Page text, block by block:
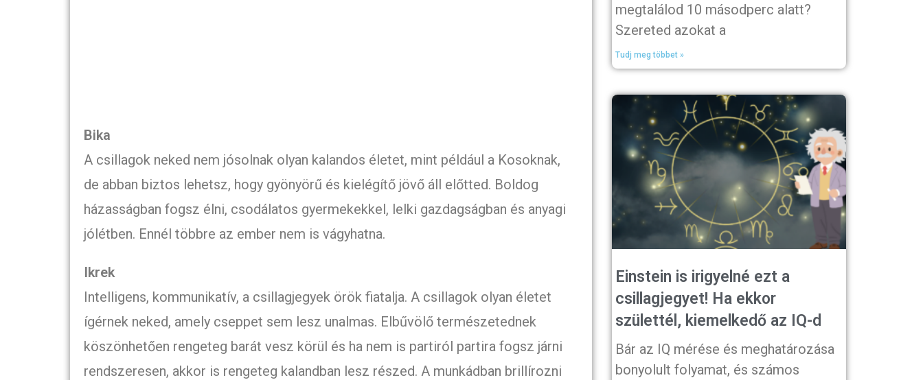
Bika
A csillagok neked nem jósolnak olyan kalandos életet, mint például a Kosoknak,
de abban biztos lehetsz, hogy gyönyörű és kielégítő jövő áll előtted. Boldog
házasságban fogsz élni, csodálatos gyermekekkel, lelki gazdagságban és anyagi
jólétben. Ennél többre az ember nem is vágyhatna.
Ikrek
Intelligens, kommunikatív, a csillagjegyek örök fiatalja. A csillagok olyan életet
ígérnek neked, amely cseppet sem lesz unalmas. Elbűvölő természetednek
köszönhetően rengeteg barát vesz körül és ha nem is partiról partira fogsz járni
rendszeresen, akkor is rengeteg kalandban lesz részed. A munkádban brillírozni
megtalálod 10 másodperc alatt?
Szereted azokat a
Tudj meg többet »
Einstein is irigyelné ezt a
csillagjegyet! Ha ekkor
születtél, kiemelkedő az IQ-d
Bár az IQ mérése és meghatározása
bonyolult folyamat, és számos